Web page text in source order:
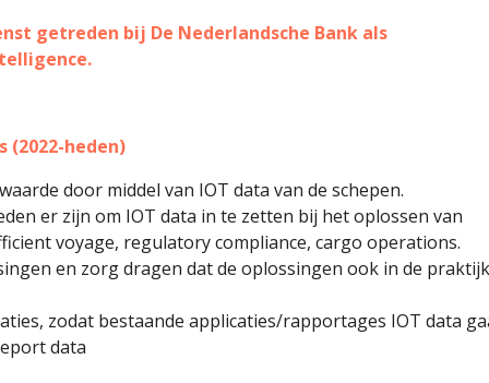
getreden bij De Nederlandsche Bank als
(2022-heden)
door middel van IOT data van de schepen.
er zijn om IOT data in te zetten bij het oplossen van
voyage, regulatory compliance, cargo operations.
en zorg dragen dat de oplossingen ook in de praktijk
zodat bestaande applicaties/rapportages IOT data
data